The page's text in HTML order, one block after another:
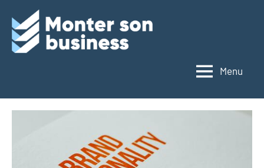
business
Menu